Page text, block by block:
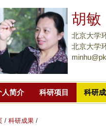
胡敏
北京大学
北京大学
人简介 科研项目 科研
/ 科研成果 /